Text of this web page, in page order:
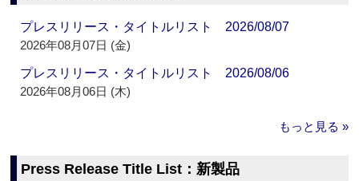
プレスリリース・タイトルリスト 2026/08/07
2026年08月07日 (金)
プレスリリース・タイトルリスト 2026/08/06
2026年08月06日 (木)
もっと見る »
Press Release Title List：新製品